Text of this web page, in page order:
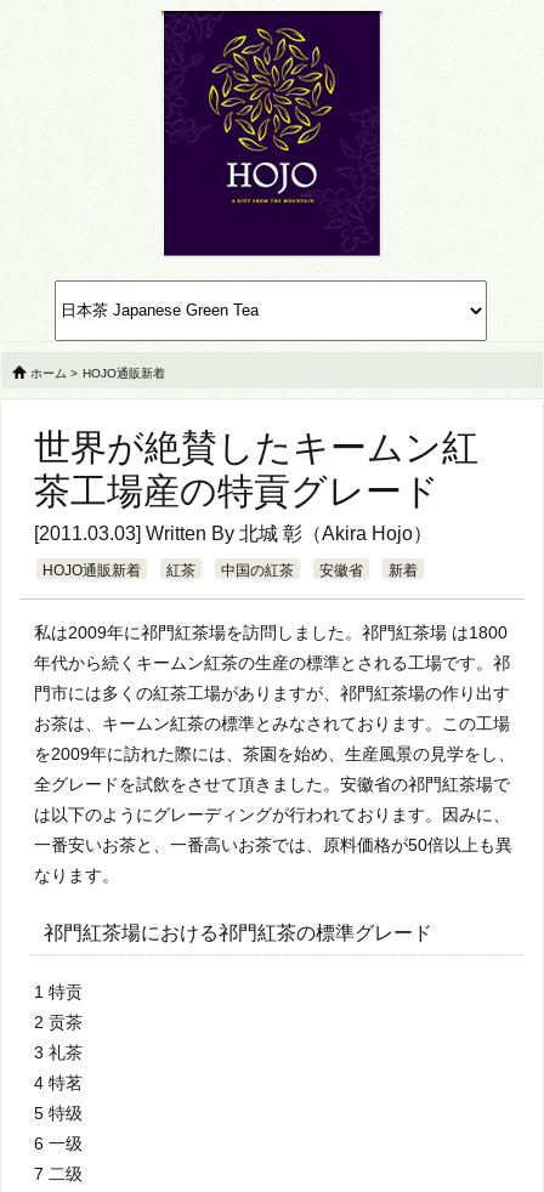
ホーム > HOJO通販新着
世界が絶賛したキームン紅
茶工場産の特貢グレード
[2011.03.03] Written By 北城 彰（Akira Hojo）
HOJO通販新着 紅茶 中国の紅茶 安徽省 新着
私は2009年に祁門紅茶場を訪問しました。祁門紅茶場 は1800
年代から続くキームン紅茶の生産の標準とされる工場です。祁
門市には多くの紅茶工場がありますが、祁門紅茶場の作り出す
お茶は、キームン紅茶の標準とみなされております。この工場
を2009年に訪れた際には、茶園を始め、生産風景の見学をし、
全グレードを試飲をさせて頂きました。安徽省の祁門紅茶場で
は以下のようにグレーディングが行われております。因みに、
一番安いお茶と、一番高いお茶では、原料価格が50倍以上も異
なります。
祁門紅茶場における祁門紅茶の標準グレード
1 特贡
2 贡茶
3 礼茶
4 特茗
5 特级
6 一级
7 二级